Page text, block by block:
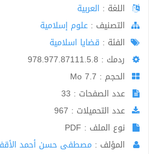
اللغة : العربية
اﻟﺘﺼﻨﻴﻒ : علوم إسلامية
الفئة : قضايا اسلامية
ردمك : 978.977.87111.5.8
الحجم : 7.7 Mo
عدد الصفحات : 33
عدد التحميلات : 967
نوع الملف : PDF
المؤلف : مصطفى حسن أحمد